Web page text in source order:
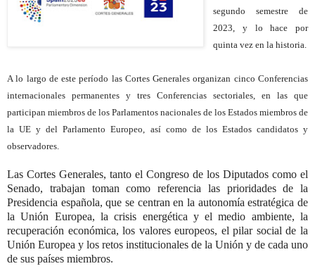
segundo semestre de
2023, y lo hace por
quinta vez en la historia.
A lo largo de este período las Cortes Generales organizan cinco Conferencias
internacionales permanentes y tres Conferencias sectoriales, en las que
participan miembros de los Parlamentos nacionales de los Estados miembros de
la UE y del Parlamento Europeo, así como de los Estados candidatos y
observadores.
Las Cortes Generales, tanto el Congreso de los Diputados como el
Senado, trabajan toman como referencia las prioridades de la
Presidencia española, que se centran en la autonomía estratégica de
la Unión Europea, la crisis energética y el medio ambiente, la
recuperación económica, los valores europeos, el pilar social de la
Unión Europea y los retos institucionales de la Unión y de cada uno
de sus países miembros.